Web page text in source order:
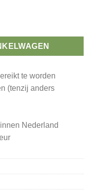
te worden
(tenzij anders
Nederland